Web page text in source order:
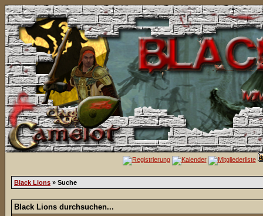
Black Lions » Suche
Black Lions durchsuchen...